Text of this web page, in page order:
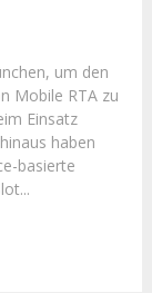
um den
Mobile RTA zu
Einsatz
haben
basierte